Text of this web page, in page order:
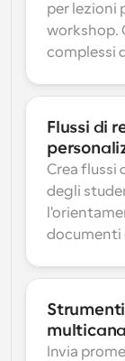
per lezioni
workshop.
complessi
Flussi di
Crea flussi
degli
documenti
Invia